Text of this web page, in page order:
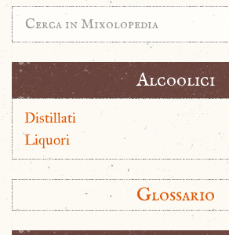
Alcoolici
Distillati
Liquori
Glossario